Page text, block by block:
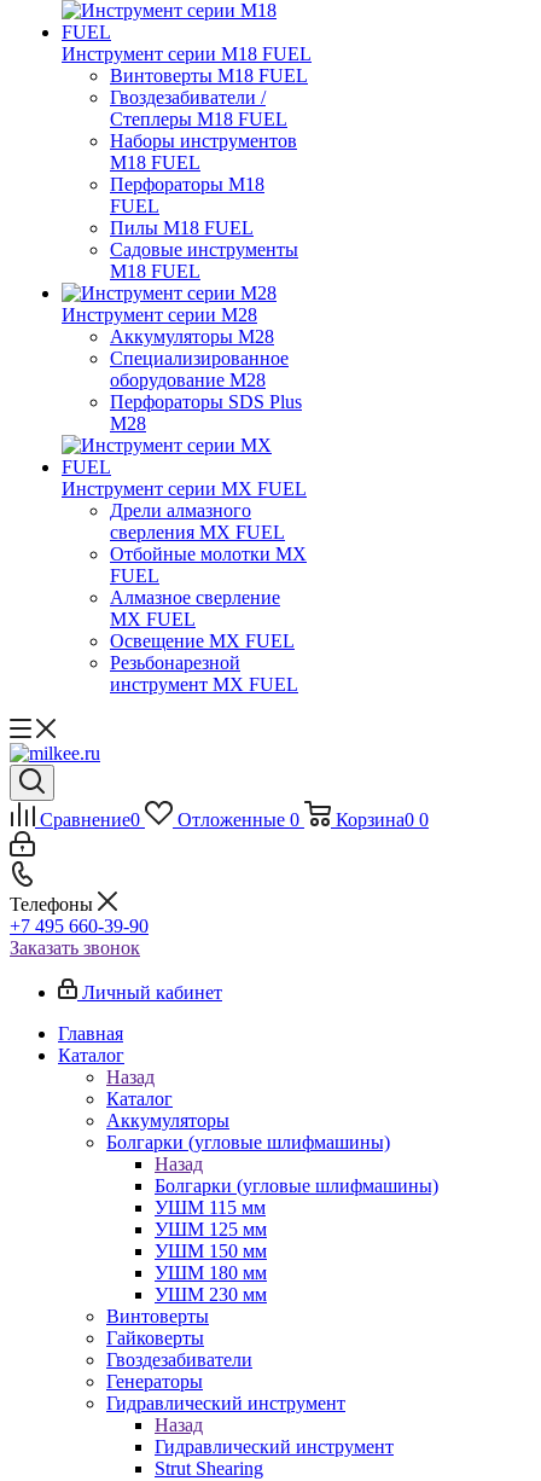
Инструмент серии M18 FUEL
Винтоверты M18 FUEL
Гвоздезабиватели /
Степлеры M18 FUEL
Наборы инструментов
M18 FUEL
Перфораторы M18
FUEL
Пилы M18 FUEL
Садовые инструменты
M18 FUEL
Инструмент серии M28
Аккумуляторы M28
Специализированное
оборудование M28
Перфораторы SDS Plus
M28
Инструмент серии MX FUEL
Дрели алмазного
сверления MX FUEL
Отбойные молотки MX
FUEL
Алмазное сверление
MX FUEL
Освещение MX FUEL
Резьбонарезной
инструмент MX FUEL
Сравнение0 Отложенные 0 Корзина0 0
Телефоны
+7 495 660-39-90
Заказать звонок
Личный кабинет
Главная
Каталог
Назад
Каталог
Аккумуляторы
Болгарки (угловые шлифмашины)
Назад
Болгарки (угловые шлифмашины)
УШМ 115 мм
УШМ 125 мм
УШМ 150 мм
УШМ 180 мм
УШМ 230 мм
Винтоверты
Гайковерты
Гвоздезабиватели
Генераторы
Гидравлический инструмент
Назад
Гидравлический инструмент
Strut Shearing